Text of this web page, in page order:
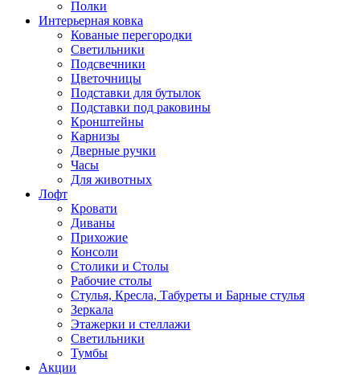
Полки
Интерьерная ковка
Кованые перегородки
Светильники
Подсвечники
Цветочницы
Подставки для бутылок
Подставки под раковины
Кронштейны
Карнизы
Дверные ручки
Часы
Для животных
Лофт
Кровати
Диваны
Прихожие
Консоли
Столики и Столы
Рабочие столы
Стулья, Кресла, Табуреты и Барные стулья
Зеркала
Этажерки и стеллажи
Светильники
Тумбы
Акции